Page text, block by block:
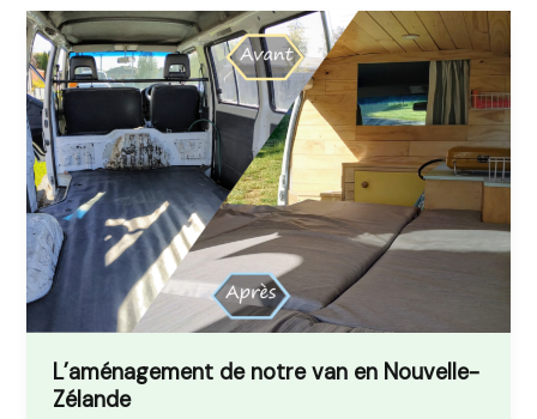
L’aménagement de notre van en Nouvelle-
Zélande
L’aménagement
de
notre
van
en
Nouvelle-
Zélande